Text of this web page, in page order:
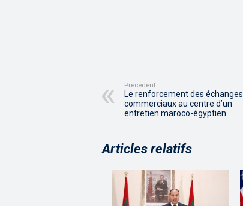
Précédent
Le renforcement des échanges
commerciaux au centre d’un
entretien maroco-égyptien
Articles relatifs